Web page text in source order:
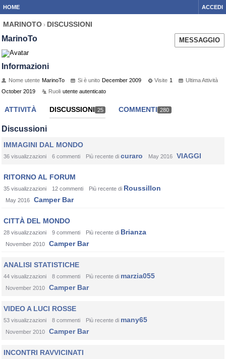
HOME ACCEDI
MARINOTO › DISCUSSIONI
MESSAGGIO
MarinoTo
Informazioni
Nome utente MarinoTo Si è unito December 2009 Visite 1
Ultima Attività
October 2019
Ruoli utente autenticato
ATTIVITÀ DISCUSSIONI 25 COMMENTI 280
Discussioni
IMMAGINI DAL MONDO
36 visualizzazioni 6 commenti Più recente di curaro May 2016 VIAGGI
RITORNO AL FORUM
35 visualizzazioni 12 commenti Più recente di Roussillon
May 2016 Camper Bar
CITTÀ DEL MONDO
28 visualizzazioni 9 commenti Più recente di Brianza
November 2010 Camper Bar
ANALISI STATISTICHE
44 visualizzazioni 8 commenti Più recente di marzia055
November 2010 Camper Bar
VIDEO A LUCI ROSSE
53 visualizzazioni 8 commenti Più recente di many65
November 2010 Camper Bar
INCONTRI RAVVICINATI